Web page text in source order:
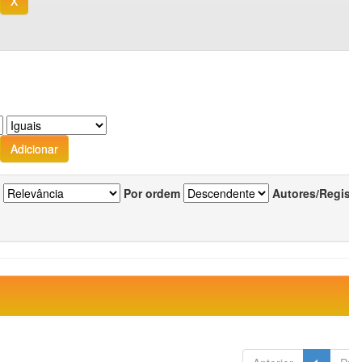
Por ordem Autores/